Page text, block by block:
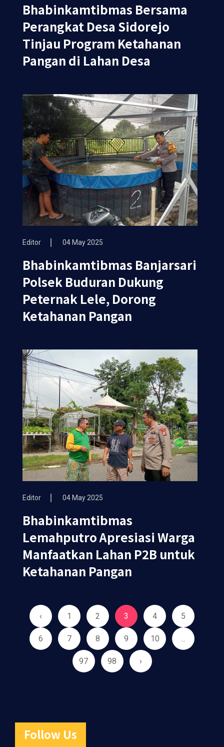
Bhabinkamtibmas Bersama
Perangkat Desa Sidorejo
Tinjau Program Ketahanan
Pangan di Lahan Desa
Editor 04 May 2025
Bhabinkamtibmas Banjarsari
Polsek Buduran Dukung
Peternak Lele, Dorong
Ketahanan Pangan
Editor 04 May 2025
Bhabinkamtibmas
Lemahputro Apresiasi Warga
Manfaatkan Lahan P2B untuk
Ketahanan Pangan
‹ 1 2 3 4 5
6 7 8 9 10 ...
97 98 ›
Follow Us